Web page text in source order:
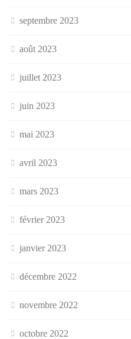
septembre 2023
août 2023
juillet 2023
juin 2023
mai 2023
avril 2023
mars 2023
février 2023
janvier 2023
décembre 2022
novembre 2022
octobre 2022